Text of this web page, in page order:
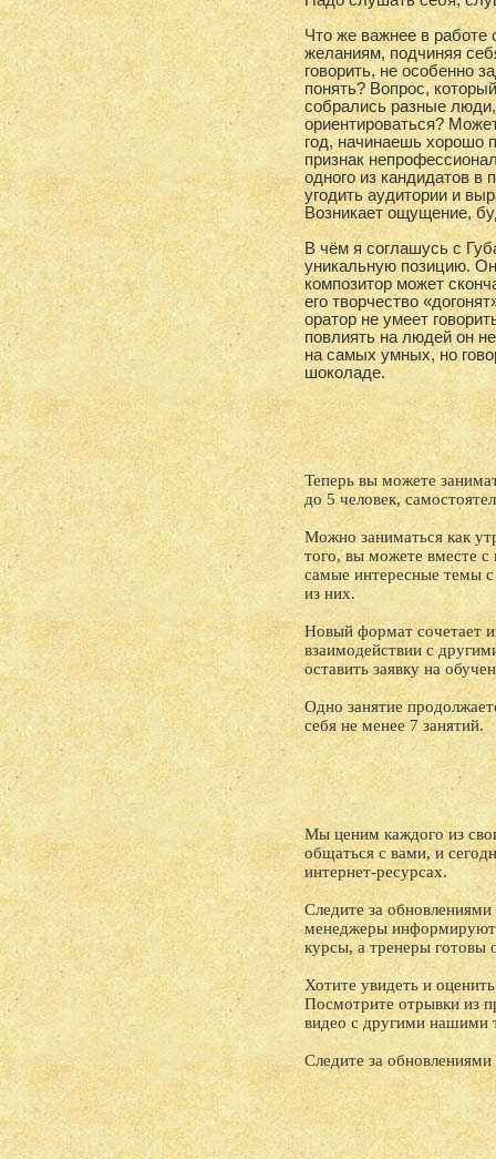
Что же важнее в работе
желаниям, подчиняя
говорить, не особенно
понять? Вопрос,
собрались разные
ориентироваться?
год, начинаешь хорошо
признак
одного из кандидатов в
угодить аудитории и
Возникает ощущение,
В чём я соглашусь с
уникальную позицию.
композитор может
его творчество
оратор не умеет
повлиять на людей он
на самых умных, но
шоколаде.
Теперь вы можете
до 5 человек,
Можно заниматься как
того, вы можете вместе
самые интересные темы с
из них.
Новый формат сочетает
взаимодействии с
оставить заявку на
Одно занятие
себя не менее 7 занятий.
Мы ценим каждого из
общаться с вами, и
интернет-ресурсах.
Следите за
менеджеры информируют
курсы, а тренеры готовы
Хотите увидеть и
Посмотрите отрывки из
видео с другими нашими
Следите за